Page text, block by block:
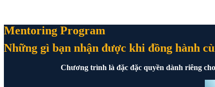
Mentoring Program
Những gì bạn nhận được khi đồng hành
Chương trình là đặc đặc quyền dành riêng